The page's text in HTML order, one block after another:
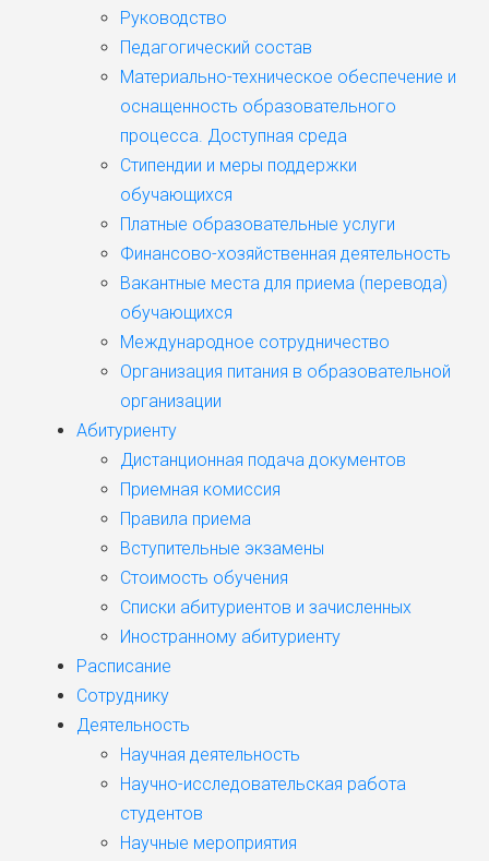
Руководство
Педагогический состав
Материально-техническое обеспечение и
оснащенность образовательного
процесса. Доступная среда
Стипендии и меры поддержки
обучающихся
Платные образовательные услуги
Финансово-хозяйственная деятельность
Вакантные места для приема (перевода)
обучающихся
Международное сотрудничество
Организация питания в образовательной
организации
Абитуриенту
Дистанционная подача документов
Приемная комиссия
Правила приема
Вступительные экзамены
Стоимость обучения
Списки абитуриентов и зачисленных
Иностранному абитуриенту
Расписание
Сотруднику
Деятельность
Научная деятельность
Научно-исследовательская работа
студентов
Научные мероприятия